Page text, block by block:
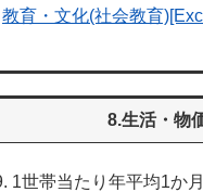
教育・文化(社会教育
8.生活・物
1世帯当たり年平均1か